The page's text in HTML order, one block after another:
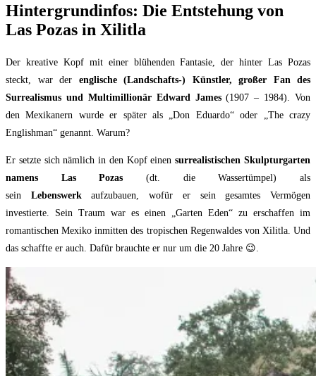
Hintergrundinfos: Die Entstehung von
Las Pozas in Xilitla
Der kreative Kopf mit einer blühenden Fantasie, der hinter Las Pozas
steckt, war der englische (Landschafts-) Künstler, großer Fan des
Surrealismus und Multimillionär Edward James(1907 – 1984). Von
den Mexikanern wurde er später als „Don Eduardo“ oder „The crazy
Englishman“ genannt. Warum?
Er setzte sich nämlich in den Kopf einensurrealistischen Skulpturgarten
namens Las Pozas (dt. die Wassertümpel) als
sein Lebenswerk
aufzubauen, wofür er sein gesamtes Vermögen
investierte. Sein Traum war es einen „Garten Eden“ zu erschaffen im
romantischen Mexiko inmitten des tropischen Regenwaldes von Xilitla. Und
das schaffte er auch. Dafür brauchte er nur um die 20 Jahre 😉.